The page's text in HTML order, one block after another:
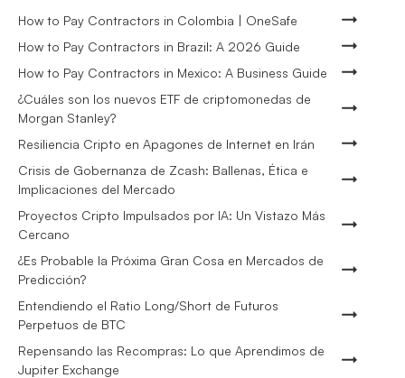
How to Pay Contractors in Colombia | OneSafe
How to Pay Contractors in Brazil: A 2026 Guide
How to Pay Contractors in Mexico: A Business Guide
¿Cuáles son los nuevos ETF de criptomonedas de
Morgan Stanley?
Resiliencia Cripto en Apagones de Internet en Irán
Crisis de Gobernanza de Zcash: Ballenas, Ética e
Implicaciones del Mercado
Proyectos Cripto Impulsados por IA: Un Vistazo Más
Cercano
¿Es Probable la Próxima Gran Cosa en Mercados de
Predicción?
Entendiendo el Ratio Long/Short de Futuros
Perpetuos de BTC
Repensando las Recompras: Lo que Aprendimos de
Jupiter Exchange